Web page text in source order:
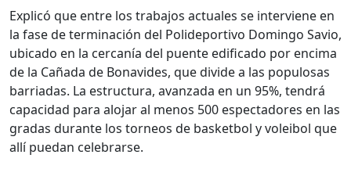
Explicó que entre los trabajos actuales se interviene en
la fase de terminación del Polideportivo Domingo Savio,
ubicado en la cercanía del puente edificado por encima
de la Cañada de Bonavides, que divide a las populosas
barriadas. La estructura, avanzada en un 95%, tendrá
capacidad para alojar al menos 500 espectadores en las
gradas durante los torneos de basketbol y voleibol que
allí puedan celebrarse.